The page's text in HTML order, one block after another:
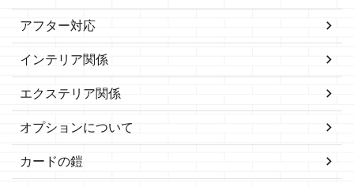
アフター対応
インテリア関係
エクステリア関係
オプションについて
カードの鎧